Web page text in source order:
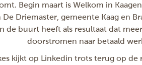
Begin maart is Welkom in
Driemaster, gemeente Kaag en
de buurt heeft als resultaat dat
doorstromen naar betaald
kijkt op Linkedin trots terug op de